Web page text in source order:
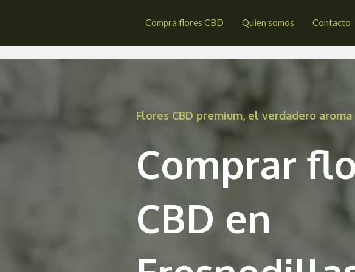
Compra flores CBD Quien somos Contacto
de la Oliva
Flores CBD premium, el verdadero aroma
Comprar
CBD en